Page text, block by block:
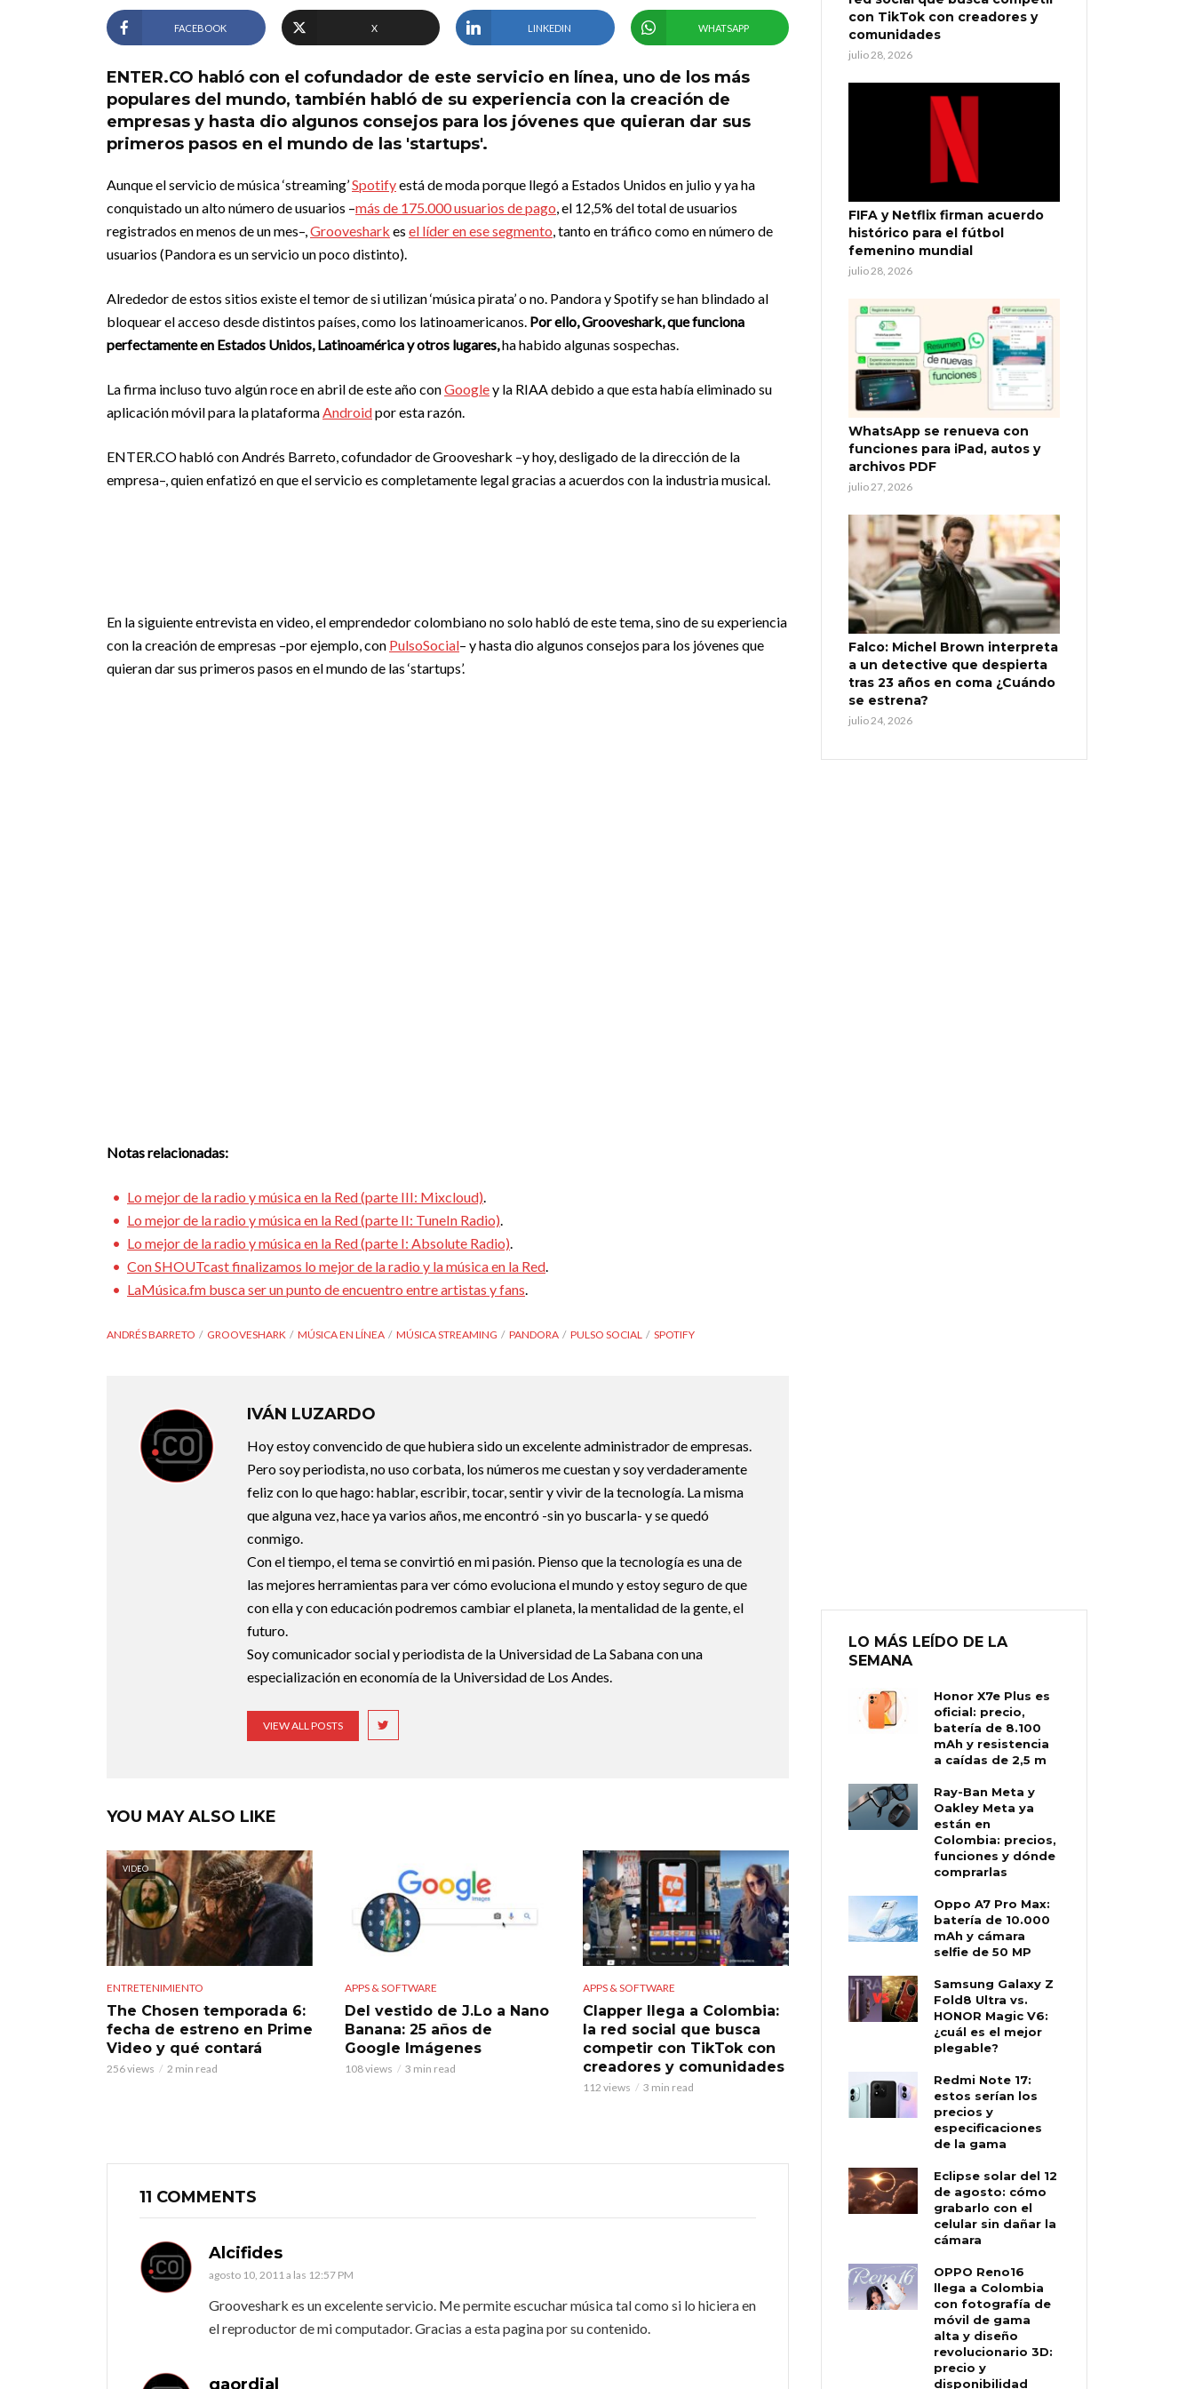
FACEBOOK X LINKEDIN WHATSAPP
ENTER.CO habló con el cofundador de este servicio en línea, uno de los más
populares del mundo, también habló de su experiencia con la creación de
empresas y hasta dio algunos consejos para los jóvenes que quieran dar sus
primeros pasos en el mundo de las 'startups'.
Aunque el servicio de música ‘streaming’Spotifyestá de moda porque llegó a Estados Unidos en julio y ya ha
conquistado un alto número de usuarios –más de 175.000 usuarios de pago, el 12,5% del total de usuarios
registrados en menos de un mes–,Grooveshark es el líder en ese segmento, tanto en tráfico como en número de
usuarios (Pandora es un servicio un poco distinto).
Alrededor de estos sitios existe el temor de si utilizan ‘música pirata’ o no. Pandora y Spotify se han blindado al
bloquear el acceso desde distintos países, como los latinoamericanos. Por ello, Grooveshark, que funciona
perfectamente en Estados Unidos, Latinoamérica y otros lugares,ha habido algunas sospechas.
La firma incluso tuvo algún roce en abril de este año conGoogley la RIAA debido a que esta había eliminado su
aplicación móvil para la plataformaAndroidpor esta razón.
ENTER.CO habló con Andrés Barreto, cofundador de Grooveshark –y hoy, desligado de la dirección de la
empresa–, quien enfatizó en que el servicio es completamente legal gracias a acuerdos con la industria musical.
En la siguiente entrevista en video, el emprendedor colombiano no solo habló de este tema, sino de su experiencia
con la creación de empresas –por ejemplo, con PulsoSocial– y hasta dio algunos consejos para los jóvenes que
quieran dar sus primeros pasos en el mundo de las ‘startups’.
Notas relacionadas:
Lo mejor de la radio y música en la Red (parte III: Mixcloud).
Lo mejor de la radio y música en la Red (parte II: TuneIn Radio).
Lo mejor de la radio y música en la Red (parte I: Absolute Radio).
Con SHOUTcast finalizamos lo mejor de la radio y la música en la Red.
LaMúsica.fm busca ser un punto de encuentro entre artistas y fans.
ANDRÉS BARRETO GROOVESHARK MÚSICA EN LÍNEA MÚSICA STREAMING PANDORA PULSO SOCIAL SPOTIFY
IVÁN LUZARDO
Hoy estoy convencido de que hubiera sido un excelente administrador de empresas.
Pero soy periodista, no uso corbata, los números me cuestan y soy verdaderamente
feliz con lo que hago: hablar, escribir, tocar, sentir y vivir de la tecnología. La misma
que alguna vez, hace ya varios años, me encontró -sin yo buscarla- y se quedó
conmigo.
Con el tiempo, el tema se convirtió en mi pasión. Pienso que la tecnología es una de
las mejores herramientas para ver cómo evoluciona el mundo y estoy seguro de que
con ella y con educación podremos cambiar el planeta, la mentalidad de la gente, el
futuro.
Soy comunicador social y periodista de la Universidad de La Sabana con una
especialización en economía de la Universidad de Los Andes.
VIEW ALL POSTS
YOU MAY ALSO LIKE
VIDEO
ENTRETENIMIENTO
The Chosen temporada 6:
fecha de estreno en Prime
Video y qué contará
256 views 2 min read
APPS & SOFTWARE
Del vestido de J.Lo a Nano
Banana: 25 años de
Google Imágenes
108 views 3 min read
APPS & SOFTWARE
Clapper llega a Colombia:
la red social que busca
competir con TikTok con
creadores y comunidades
112 views 3 min read
11 COMMENTS
Alcifides
agosto 10, 2011 a las 12:57 PM
Grooveshark es un excelente servicio. Me permite escuchar música tal como si lo hiciera en
el reproductor de mi computador. Gracias a esta pagina por su contenido.
gaordial
con TikTok con creadores y
comunidades
julio 28, 2026
FIFA y Netflix firman acuerdo
histórico para el fútbol
femenino mundial
julio 28, 2026
WhatsApp se renueva con
funciones para iPad, autos y
archivos PDF
julio 27, 2026
Falco: Michel Brown interpreta
a un detective que despierta
tras 23 años en coma ¿Cuándo
se estrena?
julio 24, 2026
LO MÁS LEÍDO DE LA
SEMANA
Honor X7e Plus es
oficial: precio,
batería de 8.100
mAh y resistencia
a caídas de 2,5 m
Ray-Ban Meta y
Oakley Meta ya
están en
Colombia: precios,
funciones y dónde
comprarlas
Oppo A7 Pro Max:
batería de 10.000
mAh y cámara
selfie de 50 MP
Samsung Galaxy Z
Fold8 Ultra vs.
HONOR Magic V6:
¿cuál es el mejor
plegable?
Redmi Note 17:
estos serían los
precios y
especificaciones
de la gama
Eclipse solar del 12
de agosto: cómo
grabarlo con el
celular sin dañar la
cámara
OPPO Reno16
llega a Colombia
con fotografía de
móvil de gama
alta y diseño
revolucionario 3D:
precio y
disponibilidad